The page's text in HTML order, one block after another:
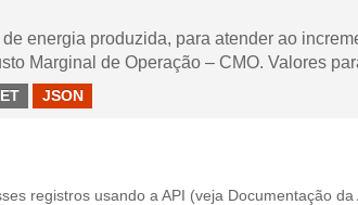
energia produzida, para atender ao
Marginal de Operação – CMO. Valores
JSON
registros usando aAPI (veja Documentação da